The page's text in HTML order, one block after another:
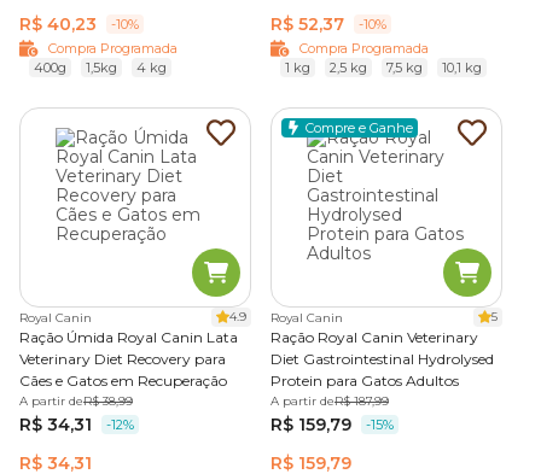
R$ 40,23
-10%
Compra Programada
400g
1,5kg 4 kg
R$ 52,37
-10%
Compra Programada
1 kg
2,5 kg 7,5 kg 10,1 kg
Royal Canin 4.9
Ração Úmida Royal Canin Lata
Veterinary Diet Recovery para
Cães e Gatos em Recuperação
A partir deR$ 38,99
R$ 34,31 -12%
R$ 34,31
Compre e Ganhe
Royal Canin 5
Ração Royal Canin Veterinary
Diet Gastrointestinal Hydrolysed
Protein para Gatos Adultos
A partir deR$ 187,99
R$ 159,79 -15%
R$ 159,79